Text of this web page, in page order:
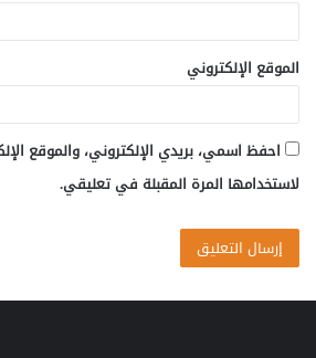
الموقع الإلكتروني
احفظ اسمي، بريدي الإلكتروني، والموقع
لاستخدامها المرة المقبلة في تعليقي.